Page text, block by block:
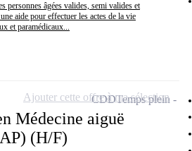
personnes âgées valides, semi valides et
aide pour effectuer les actes de la vie
et paramédicaux...
Médecine aiguë
(H/F)
CDDTemps plein
Ajouter cette offre à ma sélection